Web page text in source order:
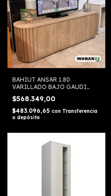
BAHIUT ANSAR 1.80
VARILLADO BAJO GAUDI
$568.349,00
$483.096,65 con Transferencia
o depósito